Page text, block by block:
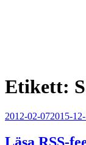
Etikett:
Publicerat
2012-02-072015-